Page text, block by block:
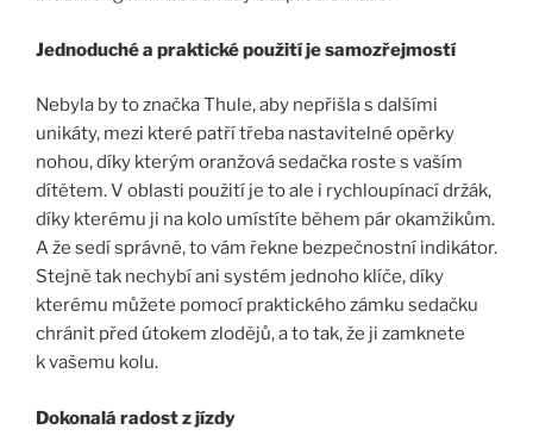
Jednoduché a praktické použití je samozřejmostí
Nebyla by to značka Thule, aby nepřišla s dalšími
unikáty, mezi které patří třeba nastavitelné opěrky
nohou, díky kterým oranžová sedačka roste s vaším
dítětem. V oblasti použití je to ale i rychloupínací držák,
díky kterému ji na kolo umístíte během pár okamžikům.
A že sedí správně, to vám řekne bezpečnostní indikátor.
Stejně tak nechybí ani systém jednoho klíče, díky
kterému můžete pomocí praktického zámku sedačku
chránit před útokem zlodějů, a to tak, že ji zamknete
k vašemu kolu.
Dokonalá radost z jízdy